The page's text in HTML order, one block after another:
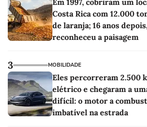
Costa Rica com 12.000
de laranja; 16 anos
reconheceu a paisagem
3 MOBILIDADE
Eles percorreram 2.500
elétrico e chegaram a
difícil: o motor a
imbatível na estrada